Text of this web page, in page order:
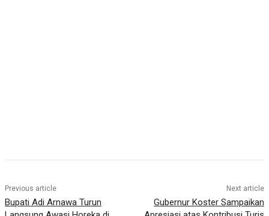
Previous article
Bupati Adi Arnawa Turun
Next article
Gubernur Koster Sampaikan